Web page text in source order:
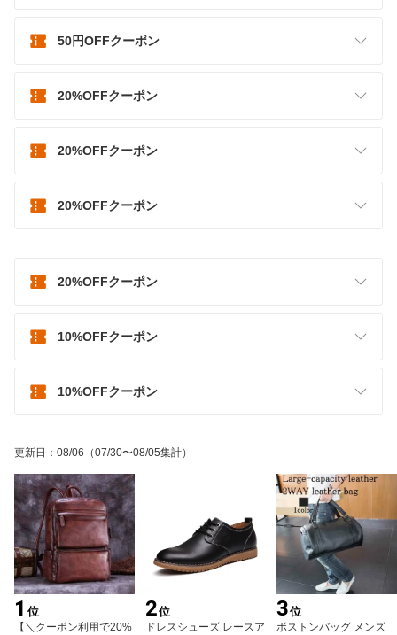
50円OFFクーポン
20%OFFクーポン
20%OFFクーポン
20%OFFクーポン
20%OFFクーポン
10%OFFクーポン
10%OFFクーポン
更新日 ： 08/06 （07/30〜08/05集計）
1 位
【＼クーポン利用で20%
2位
ドレスシューズ レースア
3位
ボストンバッグ メンズ